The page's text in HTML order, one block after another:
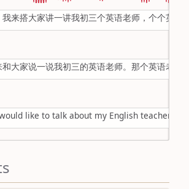
我来搭大家讲一讲我初三个英语老师，个个英语
和大家说一说我初三的英语老师。那个英语老师
like to talk about my English teacher